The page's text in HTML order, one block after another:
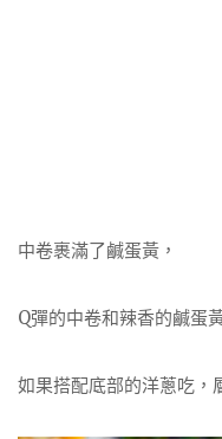
中卷裹滿了鹹蛋黃，
Q彈的中卷和辣香的鹹蛋
如果搭配底部的洋蔥吃，